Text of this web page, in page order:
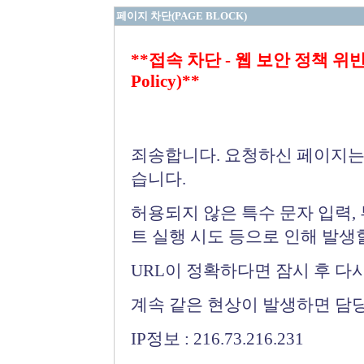
페이지 차단(PAGE BLOCK)
**접속 차단 - 웹 보안 정책 위
Policy)**
죄송합니다. 요청하신 페이지
습니다.
허용되지 않은 특수 문자 입력
트 실행 시도 등으로 인해 발생
URL이 정확하다면 잠시 후 다
계속 같은 현상이 발생하면 담
IP정보 : 216.73.216.231